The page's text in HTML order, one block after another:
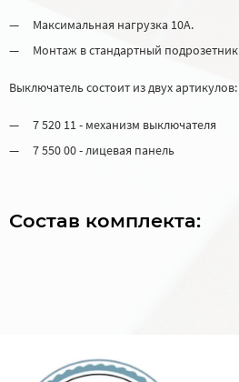
Максимальная нагрузка 10А.
Монтаж в стандартный подрозетник
Выключатель состоит из двух артикулов:
7 520 11 - механизм выключателя
7 550 00 - лицевая панель
Состав комплекта: